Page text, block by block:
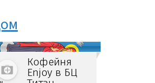
Кофейня
Enjoy в БЦ